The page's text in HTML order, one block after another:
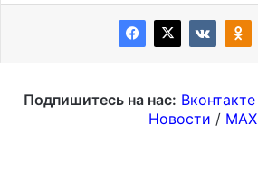
Подпишитесь на нас: Вконтакте
Новости / MAX